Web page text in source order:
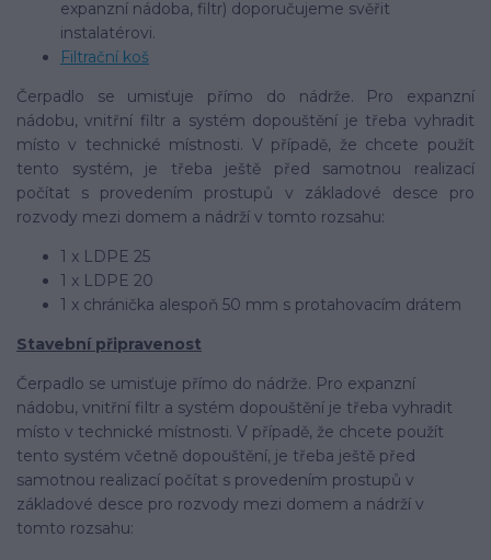
expanzní nádoba, filtr) doporučujeme svěřit
instalatérovi.
Filtrační koš
Čerpadlo se umisťuje přímo do nádrže. Pro expanzní
nádobu, vnitřní filtr a systém dopouštění je třeba vyhradit
místo v technické místnosti. V případě, že chcete použít
tento systém, je třeba ještě před samotnou realizací
počítat s provedením prostupů v základové desce pro
rozvody mezi domem a nádrží v tomto rozsahu:
1 x LDPE 25
1 x LDPE 20
1 x chránička alespoň 50 mm s protahovacím drátem
Stavební připravenost
Čerpadlo se umisťuje přímo do nádrže. Pro expanzní
nádobu, vnitřní filtr a systém dopouštění je třeba vyhradit
místo v technické místnosti. V případě, že chcete použít
tento systém včetně dopouštění, je třeba ještě před
samotnou realizací počítat s provedením prostupů v
základové desce pro rozvody mezi domem a nádrží v
tomto rozsahu: